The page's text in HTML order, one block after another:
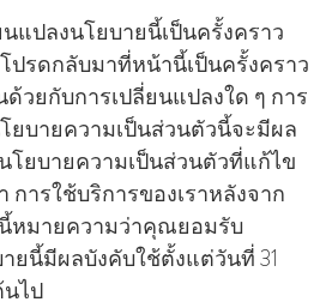
แปลงนโยบายนี้เป็นครั้งคราว
ปรดกลับมาที่หน้านี้เป็นครั้งคราว
วยกับการเปลี่ยนแปลงใด ๆ การ
ยบายความเป็นส่วนตัวนี้จะมีผล
โยบายความเป็นส่วนตัวที่แก้ไข
การใช้บริการของเราหลังจาก
หมายความว่าคุณยอมรับ
ยนี้มีผลบังคับใช้ตั้งแต่วันที่ 31
ไป